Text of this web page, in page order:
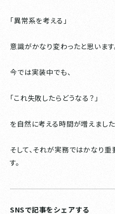
「異常系を考える」
意識がかなり変わったと思います
今では実装中でも、
「これ失敗したらどうなる？」
を自然に考える時間が増えました
そして、それが実務ではかなり
す。
SNSで記事をシェアする